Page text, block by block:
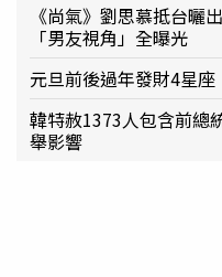
《尚氣》劉思慕抵台
「男友視角」全曝光
元旦前後過年發財4星
韓特赦1373人包含前
舉影響